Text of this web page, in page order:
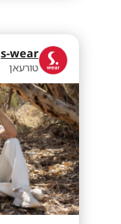
s-wear
טורעאן